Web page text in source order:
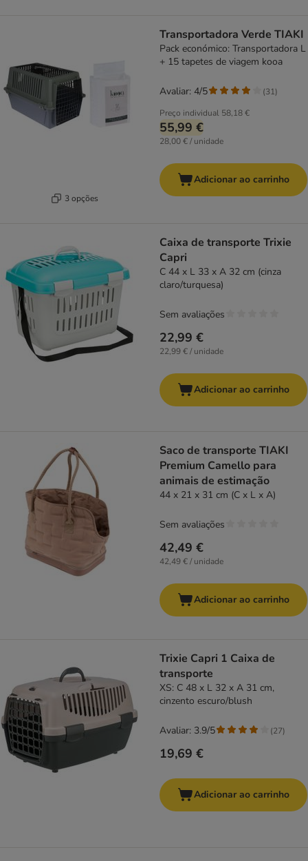
3 opções
Transportadora Verde TIAKI
Pack económico: Transportadora L
+ 15 tapetes de viagem kooa
Preço individual 58,18 €
55,99 €
28,00 € / unidade
Avaliar: 4/5 (31)
Adicionar ao carrinho
Caixa de transporte Trixie
Capri
C 44 x L 33 x A 32 cm (cinza
claro/turquesa)
22,99 €
22,99 € / unidade
Sem avaliações
Adicionar ao carrinho
Saco de transporte TIAKI
Premium Camello para
animais de estimação
44 x 21 x 31 cm (C x L x A)
42,49 €
42,49 € / unidade
Sem avaliações
Adicionar ao carrinho
Trixie Capri 1 Caixa de
transporte
XS: C 48 x L 32 x A 31 cm,
cinzento escuro/blush
19,69 €
Avaliar: 3.9/5 (27)
Adicionar ao carrinho